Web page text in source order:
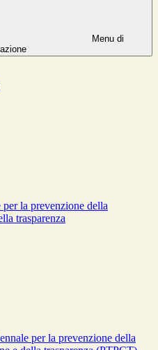
Menu di
la prevenzione della
trasparenza
per la prevenzione della